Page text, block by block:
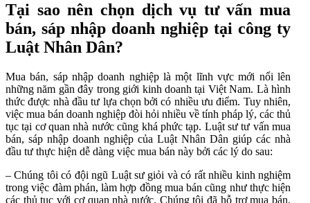
Tại sao nên chọn dịch vụ tư vấn mua
bán, sáp nhập doanh nghiệp tại công ty
Luật Nhân Dân?
Mua bán, sáp nhập doanh nghiệp là một lĩnh vực mới nổi lên
những năm gần đây trong giới kinh doanh tại Việt Nam. Là hình
thức được nhà đầu tư lựa chọn bởi có nhiều ưu điểm. Tuy nhiên,
việc mua bán doanh nghiệp đòi hỏi nhiều về tính pháp lý, các thủ
tục tại cơ quan nhà nước cũng khá phức tạp. Luật sư tư vấn mua
bán, sáp nhập doanh nghiệp của Luật Nhân Dân giúp các nhà
đầu tư thực hiện dễ dàng việc mua bán này bởi các lý do sau:
– Chúng tôi có đội ngũ Luật sư giỏi và có rất nhiều kinh nghiệm
trong việc đàm phán, làm hợp đồng mua bán cũng như thực hiện
các thủ tục với cơ quan nhà nước. Chúng tôi đã hỗ trợ mua bán,